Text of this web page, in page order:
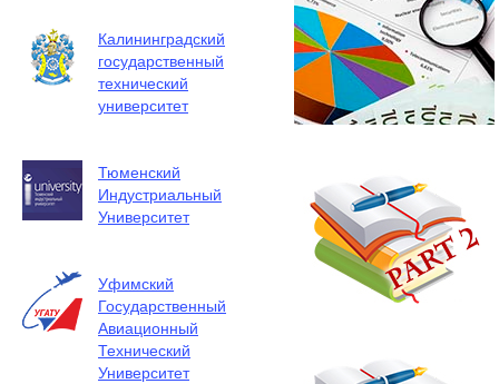
Калининградский
государственный
технический
университет
Тюменский
Индустриальный
Университет
Уфимский
Государственный
Авиационный
Технический
Университет